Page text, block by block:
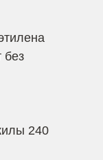
без
240